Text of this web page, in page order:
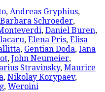
, Andreas Gryphius,
Barbara Schroeder,
, Daniel Buren,
, Elena Pris, Elisa
, Gentian Doda, Iana
, John Neumeier,
Stravinsky, Maurice
, Nikolay Korypaev,
, Weroini